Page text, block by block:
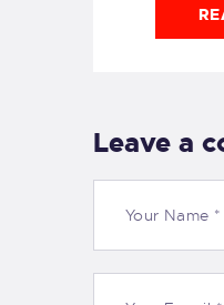
Leave a